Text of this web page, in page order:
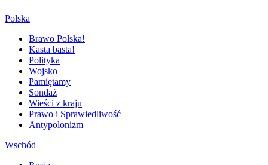
Polska
Brawo Polska!
Kasta basta!
Polityka
Wojsko
Pamiętamy
Sondaż
Wieści z kraju
Prawo i Sprawiedliwość
Antypolonizm
Wschód